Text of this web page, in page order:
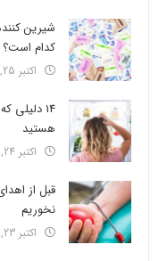
شیرین
کدام است؟
اکتبر 25, 2024
14
هستید
اکتبر 24, 2024
قبل از
نخوریم
اکتبر 23, 2024